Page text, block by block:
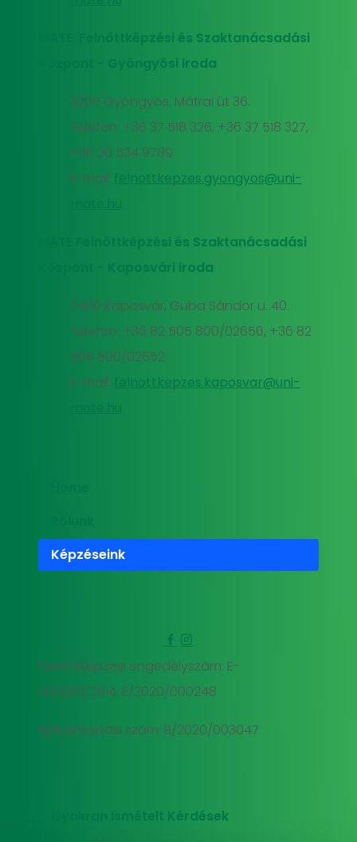
MATE Felnőttképzési és Szaktanácsadási
Központ - Gyöngyösi iroda
3200 Gyöngyös, Mátrai út 36.
Telefon: +36 37 518 326, +36 37 518 327,
+36 20 534 9789
E-mail:
felnottkepzes.gyongyos@uni-
MATE Felnőttképzési és Szaktanácsadási
Központ - Kaposvári iroda
7400 Kaposvár, Guba Sándor u. 40.
Telefon: +36 82 505 800/02656, +36 82
505 800/02652
E-mail:
felnottkepzes.kaposvar@uni-
Képzéseink
Felnőttképzési engedélyszám: E-
000293/2014, E/2020/000248
Nyilvántartási szám: B/2020/003047
Gyakran Ismételt Kérdések